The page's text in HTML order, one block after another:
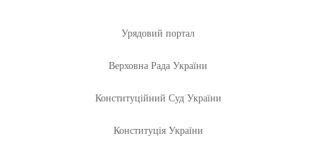
Урядовий портал
Верховна Рада України
Конституційний Суд України
Конституція України